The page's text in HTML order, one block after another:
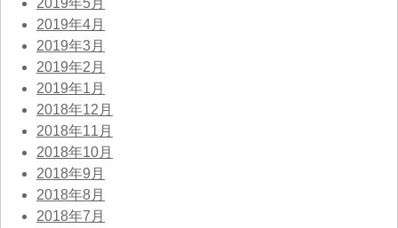
2019年4月
2019年3月
2019年2月
2019年1月
2018年12月
2018年11月
2018年10月
2018年9月
2018年8月
2018年7月